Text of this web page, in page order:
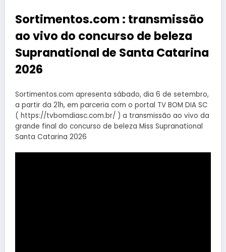
Sortimentos.com : transmissão
ao vivo do concurso de beleza
Supranational de Santa Catarina
2026
Sortimentos.com apresenta sábado, dia 6 de setembro,
a partir da 21h, em parceria com o portal TV BOM DIA SC
( https://tvbomdiasc.com.br/ ) a transmissão ao vivo da
grande final do concurso de beleza Miss Supranational
Santa Catarina 2026